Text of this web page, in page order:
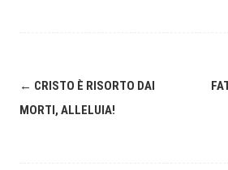
Post
navigation
← CRISTO È RISORTO DAI
MORTI, ALLELUIA!